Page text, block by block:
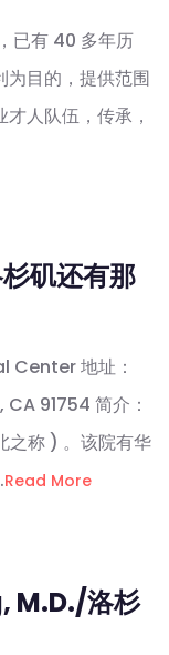
已有 40 多年历
为目的，提供范围
人队伍，传承，
矶还有那
地址：
91754 简介：
之称 ) 。该院有华
Read More
M.D./洛杉